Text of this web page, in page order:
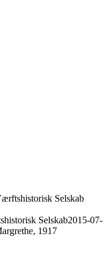
Selskab
Selskab2015-07-
1917